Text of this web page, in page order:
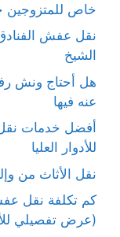
خاص للمتزوجين
نقل عفش
الشيخ
عنه فيها
أفضل خدمات
للأدوار العليا
نقل الأثاث من
كم تكلفة نقل
(عرض تفصيلي